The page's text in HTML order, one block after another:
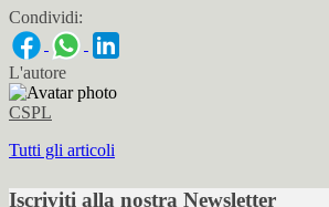
Condividi:
L'autore
CSPL
Tutti gli articoli
Iscriviti alla nostra Newsletter